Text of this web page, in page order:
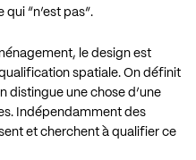
“n’est pas”.
le design est
spatiale. On définit
distingue une chose d’une
Indépendamment des
et cherchent à qualifier ce